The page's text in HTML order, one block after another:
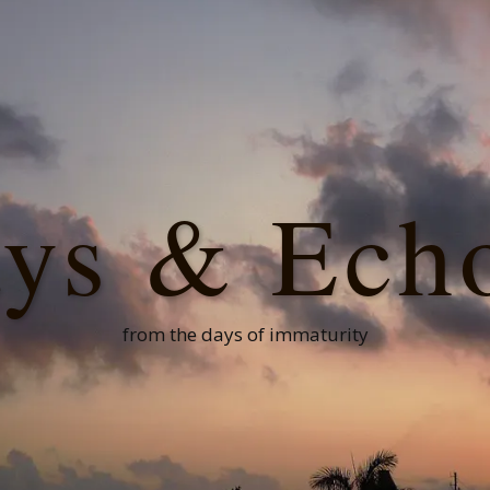
&
from the days of immaturity